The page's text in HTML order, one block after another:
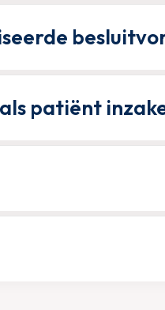
patiënt